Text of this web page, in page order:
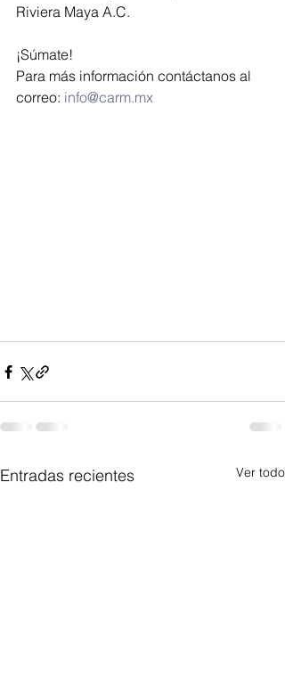
Riviera Maya A.C.
¡Súmate!
Para más información contáctanos al
correo: info@carm.mx
Entradas recientes Ver todo